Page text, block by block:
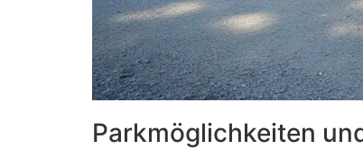
Parkmöglichkeiten